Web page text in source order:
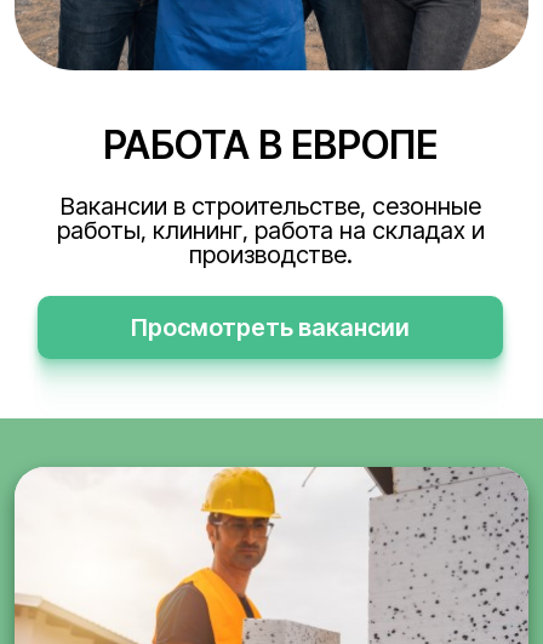
РАБОТА В ЕВРОПЕ
Вакансии в строительстве, сезонные
работы, клининг, работа на складах и
производстве.
Просмотреть вакансии